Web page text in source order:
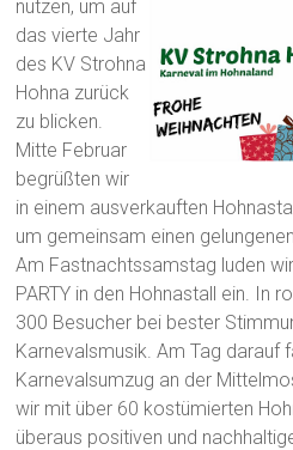
nutzen, um auf
das vierte Jahr
des KV Strohna
Hohna zurück
zu blicken.
Mitte Februar
begrüßten wir
in einem ausverkauften
um gemeinsam einen
Am Fastnachtssamstag luden
PARTY in den Hohnastall ein. In
300 Besucher bei bester
Karnevalsmusik. Am Tag darauf
Karnevalsumzug an der
wir mit über 60 kostümierten
überaus positiven und